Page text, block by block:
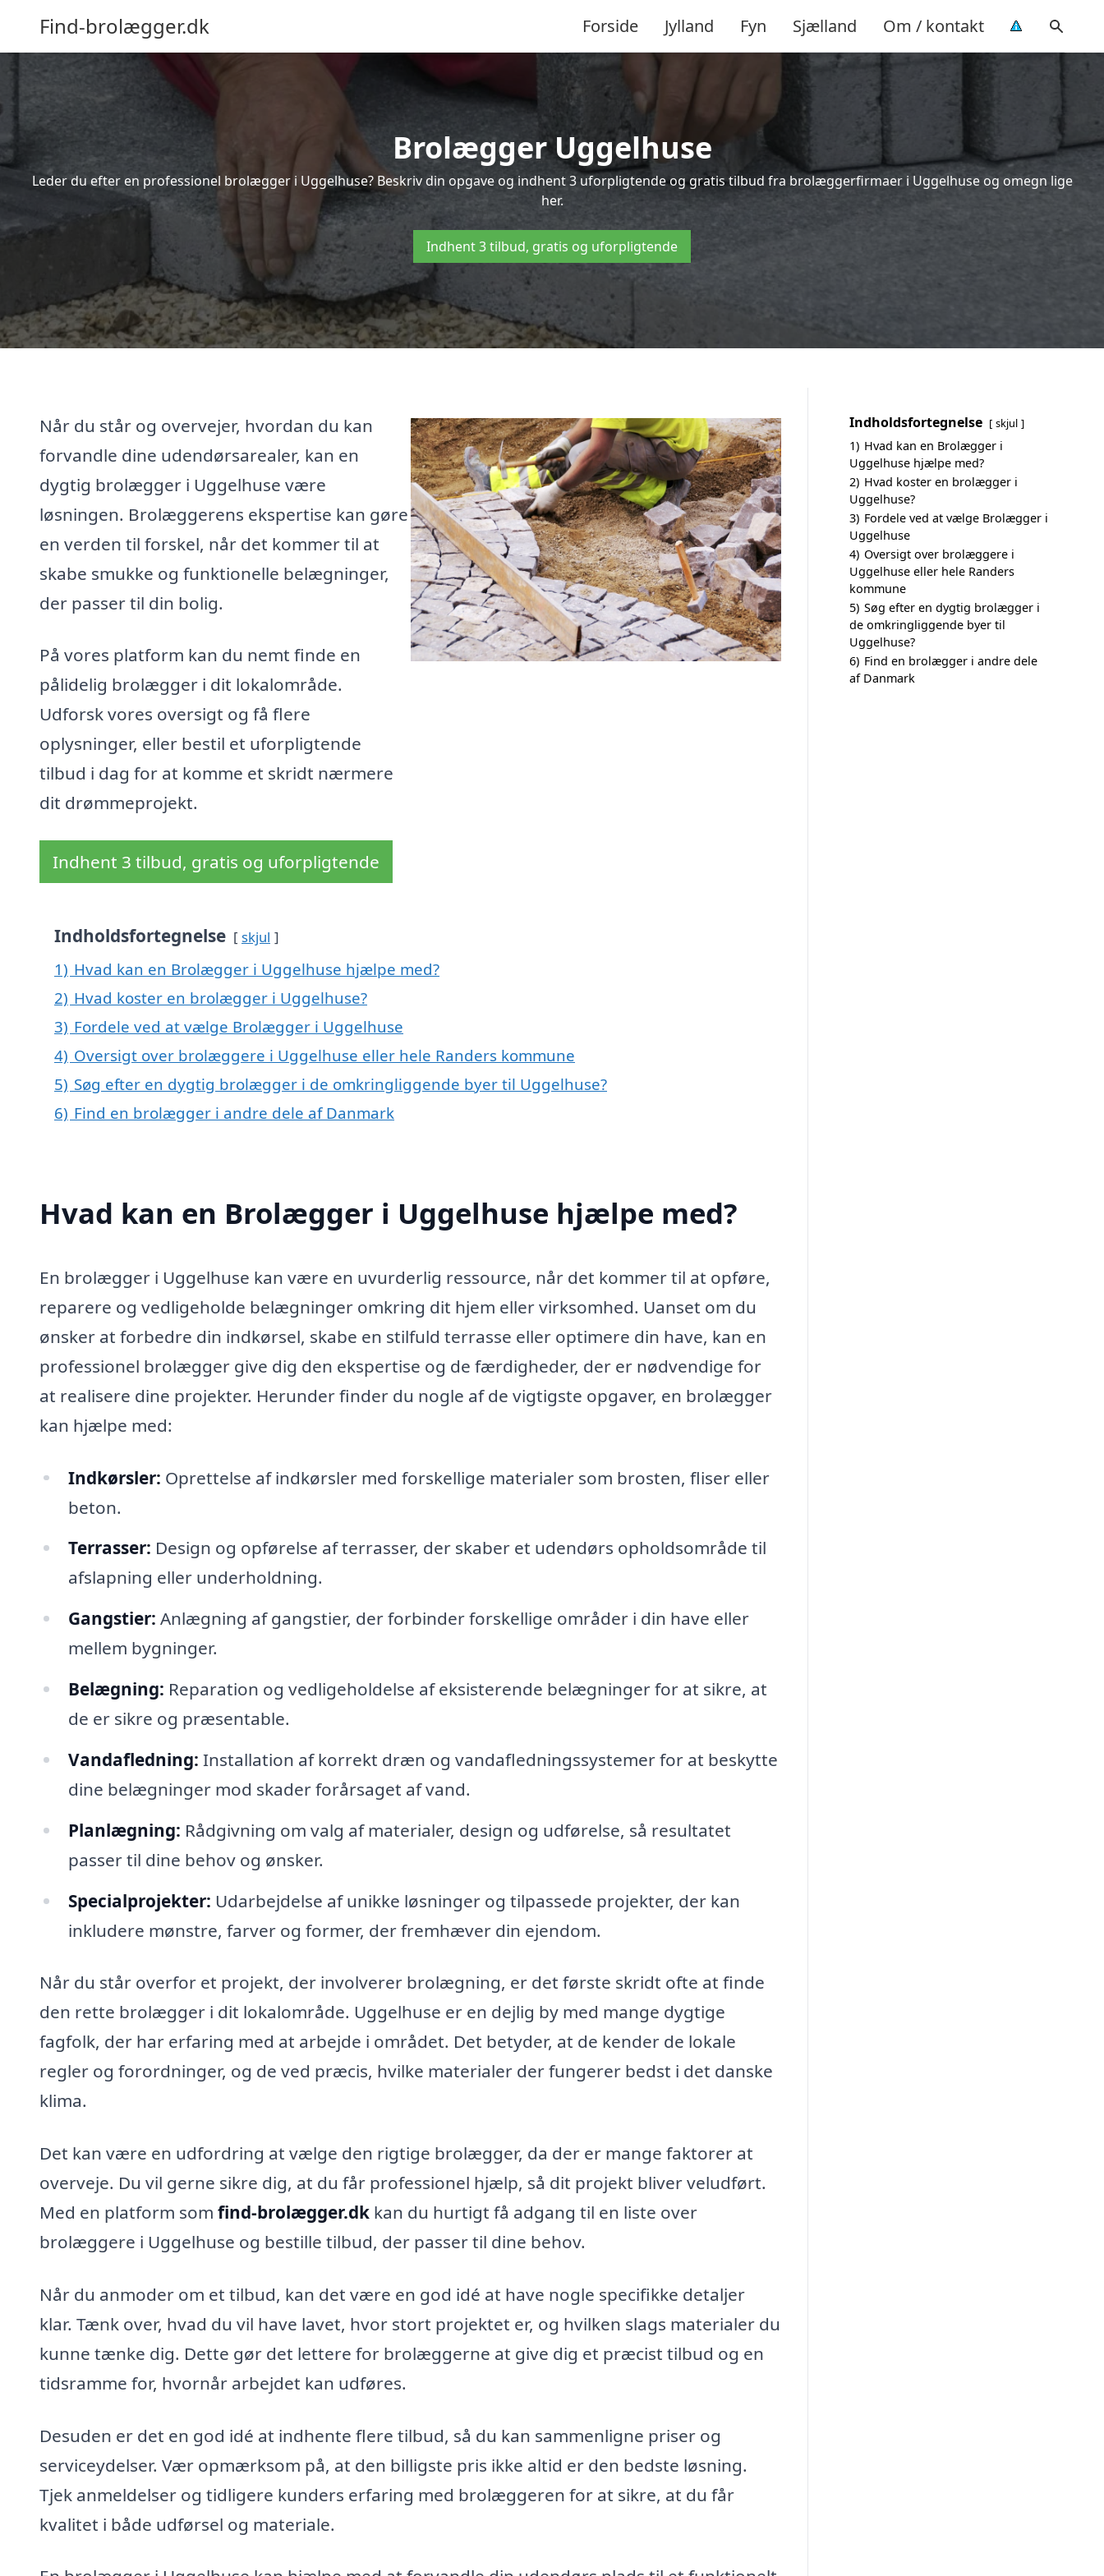
Find-brolægger.dk Forside Jylland Fyn Sjælland Om / kontakt
Brolægger Uggelhuse
Leder du efter en professionel brolægger i Uggelhuse? Beskriv din opgave og indhent 3 uforpligtende og gratis tilbud fra brolæggerfirmaer i Uggelhuse og omegn lige
her.
Indhent 3 tilbud, gratis og uforpligtende
Når du står og overvejer, hvordan du kan
forvandle dine udendørsarealer, kan en
dygtig brolægger i Uggelhuse være
løsningen. Brolæggerens ekspertise kan gøre
en verden til forskel, når det kommer til at
skabe smukke og funktionelle belægninger,
der passer til din bolig.
På vores platform kan du nemt finde en
pålidelig brolægger i dit lokalområde.
Udforsk vores oversigt og få flere
oplysninger, eller bestil et uforpligtende
tilbud i dag for at komme et skridt nærmere
dit drømmeprojekt.
Indhent 3 tilbud, gratis og uforpligtende
Indholdsfortegnelse skjul
1) Hvad kan en Brolægger i Uggelhuse hjælpe med?
2) Hvad koster en brolægger i Uggelhuse?
3) Fordele ved at vælge Brolægger i Uggelhuse
4) Oversigt over brolæggere i Uggelhuse eller hele Randers kommune
5) Søg efter en dygtig brolægger i de omkringliggende byer til Uggelhuse?
6) Find en brolægger i andre dele af Danmark
Hvad kan en Brolægger i Uggelhuse hjælpe med?
En brolægger i Uggelhuse kan være en uvurderlig ressource, når det kommer til at opføre,
reparere og vedligeholde belægninger omkring dit hjem eller virksomhed. Uanset om du
ønsker at forbedre din indkørsel, skabe en stilfuld terrasse eller optimere din have, kan en
professionel brolægger give dig den ekspertise og de færdigheder, der er nødvendige for
at realisere dine projekter. Herunder finder du nogle af de vigtigste opgaver, en brolægger
kan hjælpe med:
Indkørsler: Oprettelse af indkørsler med forskellige materialer som brosten, fliser eller
beton.
Terrasser: Design og opførelse af terrasser, der skaber et udendørs opholdsområde til
afslapning eller underholdning.
Gangstier: Anlægning af gangstier, der forbinder forskellige områder i din have eller
mellem bygninger.
Belægning: Reparation og vedligeholdelse af eksisterende belægninger for at sikre, at
de er sikre og præsentable.
Vandafledning: Installation af korrekt dræn og vandafledningssystemer for at beskytte
dine belægninger mod skader forårsaget af vand.
Planlægning: Rådgivning om valg af materialer, design og udførelse, så resultatet
passer til dine behov og ønsker.
Specialprojekter: Udarbejdelse af unikke løsninger og tilpassede projekter, der kan
inkludere mønstre, farver og former, der fremhæver din ejendom.
Når du står overfor et projekt, der involverer brolægning, er det første skridt ofte at finde
den rette brolægger i dit lokalområde. Uggelhuse er en dejlig by med mange dygtige
fagfolk, der har erfaring med at arbejde i området. Det betyder, at de kender de lokale
regler og forordninger, og de ved præcis, hvilke materialer der fungerer bedst i det danske
klima.
Det kan være en udfordring at vælge den rigtige brolægger, da der er mange faktorer at
overveje. Du vil gerne sikre dig, at du får professionel hjælp, så dit projekt bliver veludført.
Med en platform som find-brolægger.dk kan du hurtigt få adgang til en liste over
brolæggere i Uggelhuse og bestille tilbud, der passer til dine behov.
Når du anmoder om et tilbud, kan det være en god idé at have nogle specifikke detaljer
klar. Tænk over, hvad du vil have lavet, hvor stort projektet er, og hvilken slags materialer du
kunne tænke dig. Dette gør det lettere for brolæggerne at give dig et præcist tilbud og en
tidsramme for, hvornår arbejdet kan udføres.
Desuden er det en god idé at indhente flere tilbud, så du kan sammenligne priser og
serviceydelser. Vær opmærksom på, at den billigste pris ikke altid er den bedste løsning.
Tjek anmeldelser og tidligere kunders erfaring med brolæggeren for at sikre, at du får
kvalitet i både udførsel og materiale.
Indholdsfortegnelse skjul
1) Hvad kan en Brolægger i
Uggelhuse hjælpe med?
2) Hvad koster en brolægger i
Uggelhuse?
3) Fordele ved at vælge Brolægger i
Uggelhuse
4) Oversigt over brolæggere i
Uggelhuse eller hele Randers
kommune
5) Søg efter en dygtig brolægger i
de omkringliggende byer til
Uggelhuse?
6) Find en brolægger i andre dele
af Danmark